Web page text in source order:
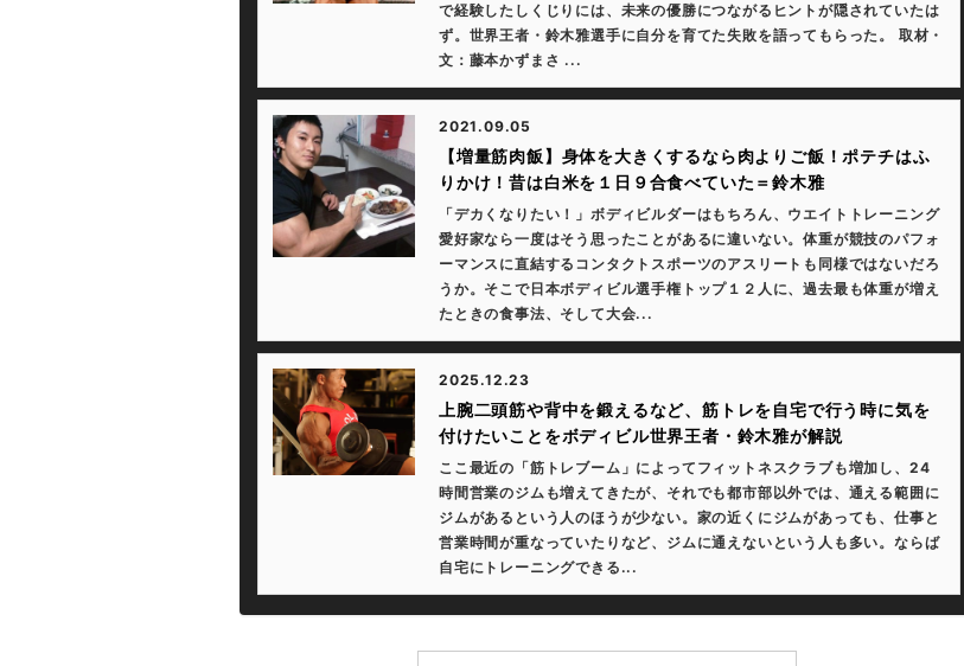
で経験したしくじりには、未来の優勝につながるヒントが隠されていたは
ず。世界王者・鈴木雅選手に自分を育てた失敗を語ってもらった。 取材・
文：藤本かずまさ ...
2021.09.05
【増量筋肉飯】身体を大きくするなら肉よりご飯！ポテチはふ
りかけ！昔は白米を１日９合食べていた＝鈴木雅
「デカくなりたい！」ボディビルダーはもちろん、ウエイトトレーニング
愛好家なら一度はそう思ったことがあるに違いない。体重が競技のパフォ
ーマンスに直結するコンタクトスポーツのアスリートも同様ではないだろ
うか。そこで日本ボディビル選手権トップ１２人に、過去最も体重が増え
たときの食事法、そして大会...
2025.12.23
上腕二頭筋や背中を鍛えるなど、筋トレを自宅で行う時に気を
付けたいことをボディビル世界王者・鈴木雅が解説
ここ最近の「筋トレブーム」によってフィットネスクラブも増加し、24
時間営業のジムも増えてきたが、それでも都市部以外では、通える範囲に
ジムがあるという人のほうが少ない。家の近くにジムがあっても、仕事と
営業時間が重なっていたりなど、ジムに通えないという人も多い。ならば
自宅にトレーニングできる...